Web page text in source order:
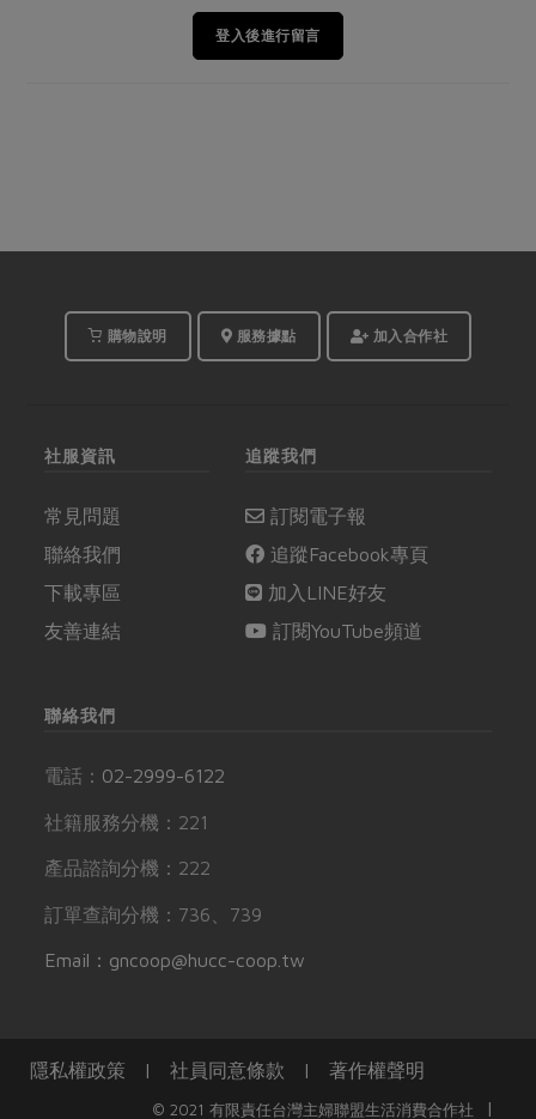
登入後進行留言
購物說明 服務據點 加入合作社
社服資訊
常見問題
聯絡我們
下載專區
友善連結
追蹤我們
訂閱電子報
追蹤Facebook專頁
加入LINE好友
訂閱YouTube頻道
聯絡我們
電話： 02-2999-6122
社籍服務分機：221
產品諮詢分機：222
訂單查詢分機：736、739
Email：gncoop@hucc-coop.tw
隱私權政策 | 社員同意條款 | 著作權聲明
© 2021 有限責任台灣主婦聯盟生活消費合作社 |